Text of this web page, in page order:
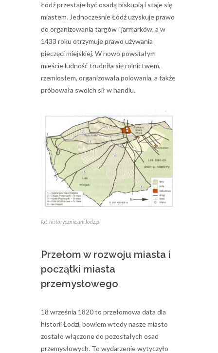
Łódź przestaje być osadą biskupią i staje się
miastem. Jednocześnie Łódź uzyskuje prawo
do organizowania targów i jarmarków, a w
1433 roku otrzymuje prawo używania
pieczęci miejskiej. W nowo powstałym
mieście ludność trudniła się rolnictwem,
rzemiosłem, organizowała polowania, a także
próbowała swoich sił w handlu.
fot. historycznie.uni.lodz.pl
Przełom w rozwoju miasta i
początki miasta
przemysłowego
18 września 1820 to przełomowa data dla
historii Łodzi, bowiem wtedy nasze miasto
zostało włączone do pozostałych osad
przemysłowych. To wydarzenie wytyczyło